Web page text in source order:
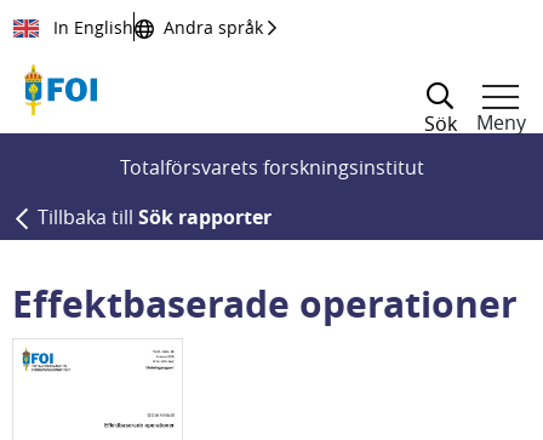
Till innehållet
In English Andra språk
Sök
Meny
Totalförsvarets forskningsinstitut
Tillbaka till Sök rapporter
Effektbaserade operationer